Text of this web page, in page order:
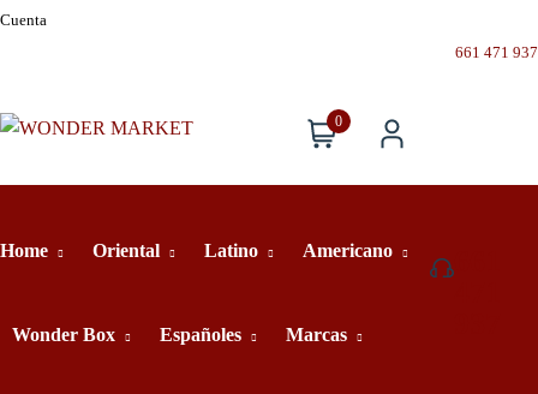
Cuenta
661 471 937
0
Home Oriental Latino Americano
Wonder Box Españoles Marcas
661